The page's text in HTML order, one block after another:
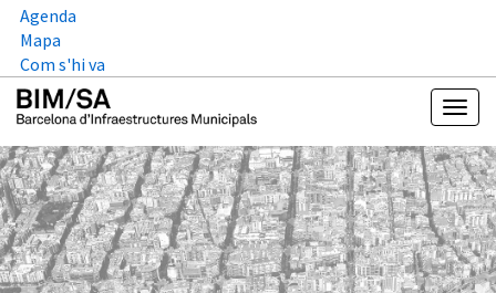
Agenda
Mapa
Com s'hi va